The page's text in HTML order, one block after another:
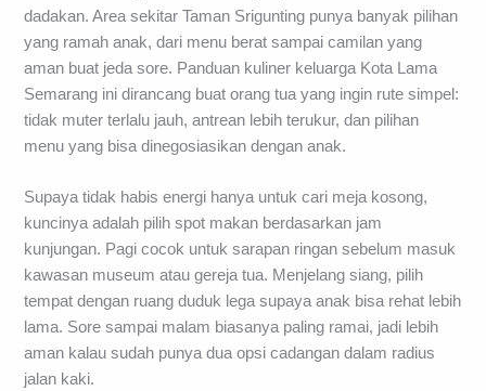
dadakan. Area sekitar Taman Srigunting punya banyak pilihan
yang ramah anak, dari menu berat sampai camilan yang
aman buat jeda sore. Panduan kuliner keluarga Kota Lama
Semarang ini dirancang buat orang tua yang ingin rute simpel:
tidak muter terlalu jauh, antrean lebih terukur, dan pilihan
menu yang bisa dinegosiasikan dengan anak.
Supaya tidak habis energi hanya untuk cari meja kosong,
kuncinya adalah pilih spot makan berdasarkan jam
kunjungan. Pagi cocok untuk sarapan ringan sebelum masuk
kawasan museum atau gereja tua. Menjelang siang, pilih
tempat dengan ruang duduk lega supaya anak bisa rehat lebih
lama. Sore sampai malam biasanya paling ramai, jadi lebih
aman kalau sudah punya dua opsi cadangan dalam radius
jalan kaki.